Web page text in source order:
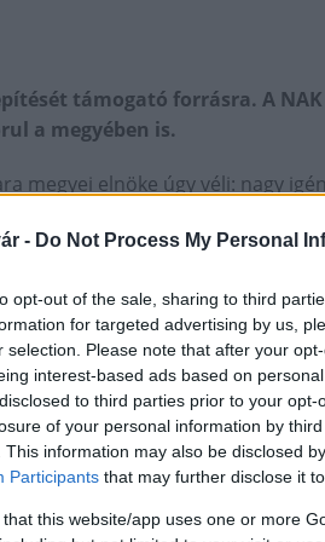
- Do Not Process My Personal
opt-out of the sale, sharing to third
for targeted advertising by us,
selection. Please note that after your
interest-based ads based on
to third parties prior to your
of your personal information by
This information may also be disclosed
Participants that may further disclose it
that this website/app uses one or more
támogató forrásra. A
a megyében is.
megyei elnöke úgy véli: nagy
pályázatra, hiszen a Dél-
alapok, vagyis a szőlőültetvény
így valamennyien igyekeznek
hazánk évente egy százalékkal
is záros határideje van, így